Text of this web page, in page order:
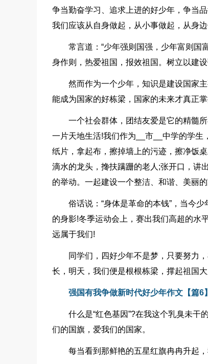
争当勤奋学习、追求上进的好少年，争当
我们应该从自身做起，从小事做起，从身
常言道：“少年强则国强，少年富则国
身作则，热爱祖国，报效祖国。树立以建
然而作为一个少年，知识是建设国家
能成为国家的好栋梁，国家的未来才真正
一个社会群体，团结友爱是它的精髓
一片天地生活!我们作为__市__中学的学
纸片，拿起布，擦掉墙上的污迹，擦净饭
滴水的龙头，搀扶蹒跚的老人;张开口，讲
的举动。一起建设一个整洁、和谐、美丽
俗话说：“身体是革命的本钱”，当今
的身影!冬季运动会上，赛出我们高超的水
远属于我们!
同学们，四好少年不是梦，只要努力
长，明天，我们便是根根栋梁，撑起祖国
强国有我争做新时代好少年作文【篇6】
什么是“红色基因”?在我这个乳臭未干
们的国旗，爱我们的国家。
每当看到那鲜艳的五星红旗冉冉升起